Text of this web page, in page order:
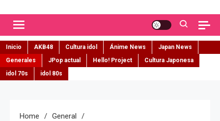
Inicio AKB48 Cultura idol Ánime News
Japan News
Generales
JPop actual Hello! Project
Cultura Japonesa
idol 70s
idol 80s
Home
General